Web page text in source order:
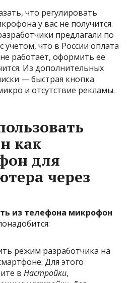
что регулировать
у вас не получится.
предлагали по
учетом, что в России оплата
работает, оформить ее
Из дополнительных
— быстрая кнопка
и отсутствие рекламы.
как
для
через
из телефона микрофон
режим разработчика на
Для этого
вНастройки,